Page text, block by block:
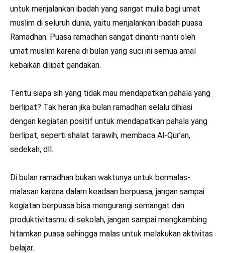
untuk menjalankan ibadah yang sangat mulia bagi umat
muslim di seluruh dunia, yaitu menjalankan ibadah puasa
Ramadhan. Puasa ramadhan sangat dinanti-nanti oleh
umat muslim karena di bulan yang suci ini semua amal
kebaikan dilipat gandakan.
Tentu siapa sih yang tidak mau mendapatkan pahala yang
berlipat? Tak heran jika bulan ramadhan selalu dihiasi
dengan kegiatan positif untuk mendapatkan pahala yang
berlipat, seperti shalat tarawih, membaca Al-Qur’an,
sedekah, dll.
Di bulan ramadhan bukan waktunya untuk bermalas-
malasan karena dalam keadaan berpuasa, jangan sampai
kegiatan berpuasa bisa mengurangi semangat dan
produktivitasmu di sekolah, jangan sampai mengkambing
hitamkan puasa sehingga malas untuk melakukan aktivitas
belajar.